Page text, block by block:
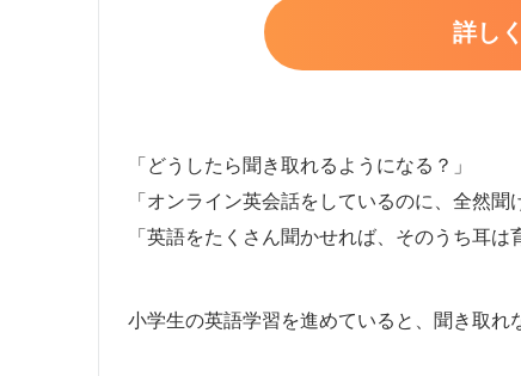
詳し
「どうしたら聞き取れるようになる？」
「オンライン英会話をしているのに、全然聞
「英語をたくさん聞かせれば、そのうち耳は
小学生の英語学習を進めていると、聞き取れ